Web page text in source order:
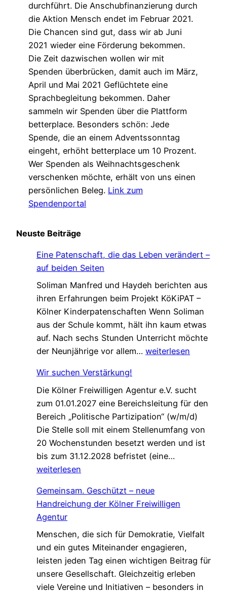
durchführt. Die Anschubfinanzierung durch
die Aktion Mensch endet im Februar 2021.
Die Chancen sind gut, dass wir ab Juni
2021 wieder eine Förderung bekommen.
Die Zeit dazwischen wollen wir mit
Spenden überbrücken, damit auch im März,
April und Mai 2021 Geflüchtete eine
Sprachbegleitung bekommen. Daher
sammeln wir Spenden über die Plattform
betterplace. Besonders schön: Jede
Spende, die an einem Adventssonntag
eingeht, erhöht betterplace um 10 Prozent.
Wer Spenden als Weihnachtsgeschenk
verschenken möchte, erhält von uns einen
persönlichen Beleg. Link zum
Spendenportal
Neuste Beiträge
Eine Patenschaft, die das Leben verändert –
auf beiden Seiten
Soliman Manfred und Haydeh berichten aus
ihren Erfahrungen beim Projekt KöKiPAT –
Kölner Kinderpatenschaften Wenn Soliman
aus der Schule kommt, hält ihn kaum etwas
auf. Nach sechs Stunden Unterricht möchte
der Neunjährige vor allem… E
e
P
a
t
e
n
h
a
t
,
d
i
e
weiterlesen
Wir suchen Verstärkung!
Die Kölner Freiwilligen Agentur e.V. sucht
zum 01.01.2027 eine Bereichsleitung für den
Bereich „Politische Partizipation“ (w/m/d)
Die Stelle soll mit einem Stellenumfang von
20 Wochenstunden besetzt werden und ist
bis zum 31.12.2028 befristet (eine…
u
h
e
n
V
e
weiterlesen
Gemeinsam. Geschützt – neue
Handreichung der Kölner Freiwilligen
Agentur
Menschen, die sich für Demokratie, Vielfalt
und ein gutes Miteinander engagieren,
leisten jeden Tag einen wichtigen Beitrag für
unsere Gesellschaft. Gleichzeitig erleben
viele Vereine und Initiativen – besonders in